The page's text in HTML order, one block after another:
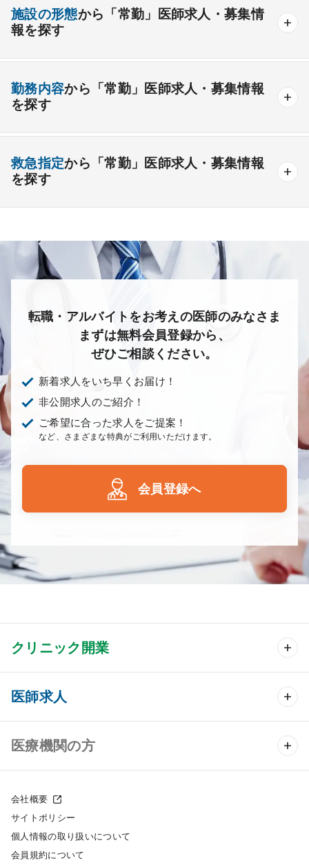
消化器外科
整形外科 形成外科 美容外科
その他
心療内科 泌尿器科 眼科 耳鼻咽喉科
皮膚科
放射線科 救命救急科 病理科 その他
開業支援あり
外来のみの勤務可能 給与インセンティブ制度あり
夜間当直なしの勤務可
後期研修可能 週4日の勤務可能
オンコールなしの勤務可能 セカンドキャリア歓迎
施設の形態から「常勤」医師求人・募集情
報を探す
療養＋精神
勤務内容から「常勤」医師求人・募集情報
を探す
検査
救急指定から「常勤」医師求人・募集情報
を探す
転職・アルバイトをお考えの医師のみなさま
まずは無料会員登録から、
ぜひご相談ください。
新着求人をいち早くお届け！
非公開求人のご紹介！
ご希望に合った求人をご提案！
など、さまざまな特典がご利用いただけます。
会員登録へ
クリニック開業
クリニック開業 TOP
クリニック物件検索
クリニックの開業スタイル
クリニック開業までの流れ
医師求人
医師求人 TOP
常勤求人検索
非常勤求人検索
スポット求人検索
医療機関の方
採用をお考えの医療機関の方
会社概要
サイトポリシー
個人情報の取り扱いについて
会員規約について